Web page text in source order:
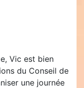
Vic est bien
du Conseil de
une journée